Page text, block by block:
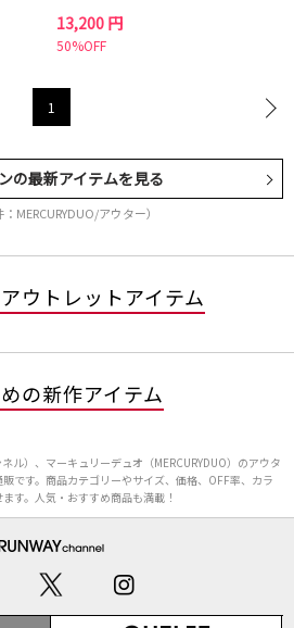
13,200 円
50%OFF
1
の最新アイテムを見る
：MERCURYDUO/アウター）
ウトレットアイテム
の新作アイテム
ル）、マーキュリーデュオ（MERCURYDUO）のアウタ
です。商品カテゴリーやサイズ、価格、OFF率、カラ
す。人気・おすすめ商品も満載！